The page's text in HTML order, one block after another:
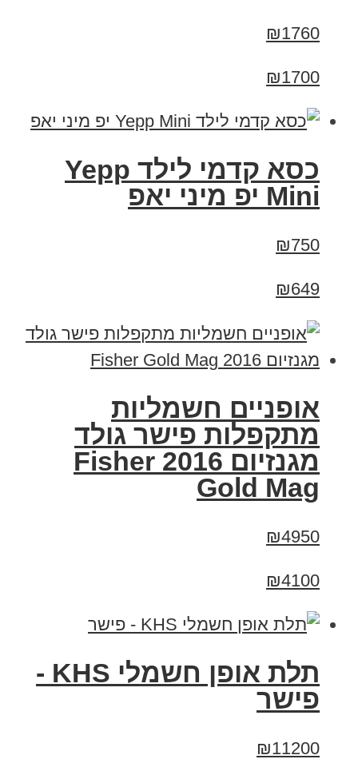
₪1760
₪1700
כסא קדמי לילד Yepp
Mini יפ מיני יאפ
₪750
₪649
אופניים חשמליות
מתקפלות פישר גולד
מגנזיום 2016 Fisher
Gold Mag
₪4950
₪4100
תלת אופן חשמלי KHS -
פישר
₪11200